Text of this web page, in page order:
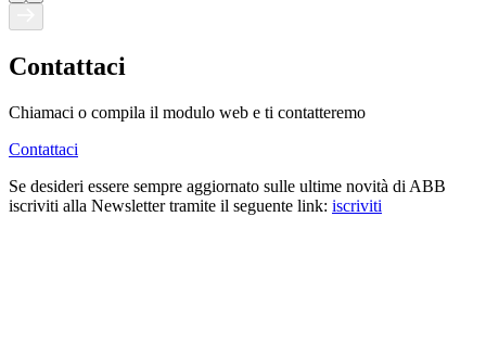
Contattaci
Chiamaci o compila il modulo web e ti contatteremo
Contattaci
Se desideri essere sempre aggiornato sulle ultime novità di ABB
iscriviti alla Newsletter tramite il seguente link: iscriviti